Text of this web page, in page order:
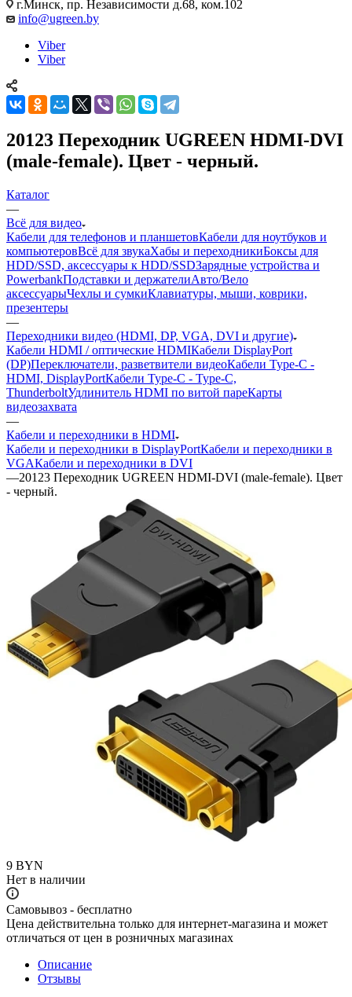
г.Минск, пр. Независимости д.68, ком.102
info@ugreen.by
Viber
Viber
20123 Переходник UGREEN HDMI-DVI
(male-female). Цвет - черный.
Каталог
—
Всё для видео
Кабели для телефонов и планшетовКабели для ноутбуков и
компьютеровВсё для звукаХабы и переходникиБоксы для
HDD/SSD, аксессуары к HDD/SSDЗарядные устройства и
PowerbankПодставки и держателиАвто/Вело
аксессуарыЧехлы и сумкиКлавиатуры, мыши, коврики,
презентеры
—
Переходники видео (HDMI, DP, VGA, DVI и другие)
Кабели HDMI / оптические HDMIКабели DisplayPort
(DP)Переключатели, разветвители видеоКабели Type-C -
HDMI, DisplayPortКабели Type-C - Type-C,
ThunderboltУдлинитель HDMI по витой пареКарты
видеозахвата
—
Кабели и переходники в HDMI
Кабели и переходники в DisplayPortКабели и переходники в
VGAКабели и переходники в DVI
—20123 Переходник UGREEN HDMI-DVI (male-female). Цвет
- черный.
9 BYN
Нет в наличии
Самовывоз - бесплатно
Цена действительна только для интернет-магазина и может
отличаться от цен в розничных магазинах
Описание
Отзывы